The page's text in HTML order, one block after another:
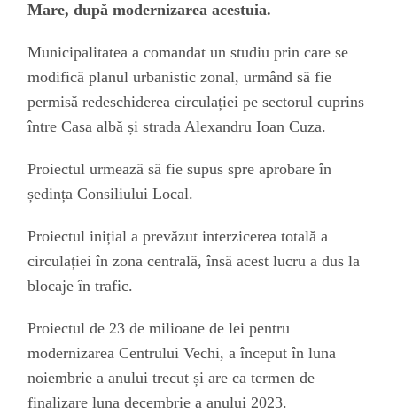
Mare, după modernizarea acestuia.
Municipalitatea a comandat un studiu prin care se
modifică planul urbanistic zonal, urmând să fie
permisă redeschiderea circulației pe sectorul cuprins
între Casa albă și strada Alexandru IoanCuza.
Proiectul urmează să fie supus spre aprobare în
ședința Consiliului Local.
Proiectul inițial a prevăzutinterzicerea totală a
circulației în zona centrală, însă acest lucru a dusla
blocaje în trafic.
Proiectul de 23 de milioane de lei pentru
modernizarea Centrului Vechi, a început în luna
noiembriea anului trecutși are ca termen de
finalizare luna decembrie a anului 2023.